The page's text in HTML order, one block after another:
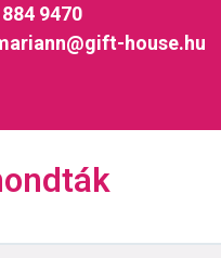
9470
house.hu